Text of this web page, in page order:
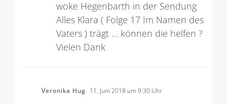
Alles Klara ( Folge 17 Im Namen des
Vaters ) trägt … können die helfen ?
Vielen Dank
Dafür gibt es meines Wissens